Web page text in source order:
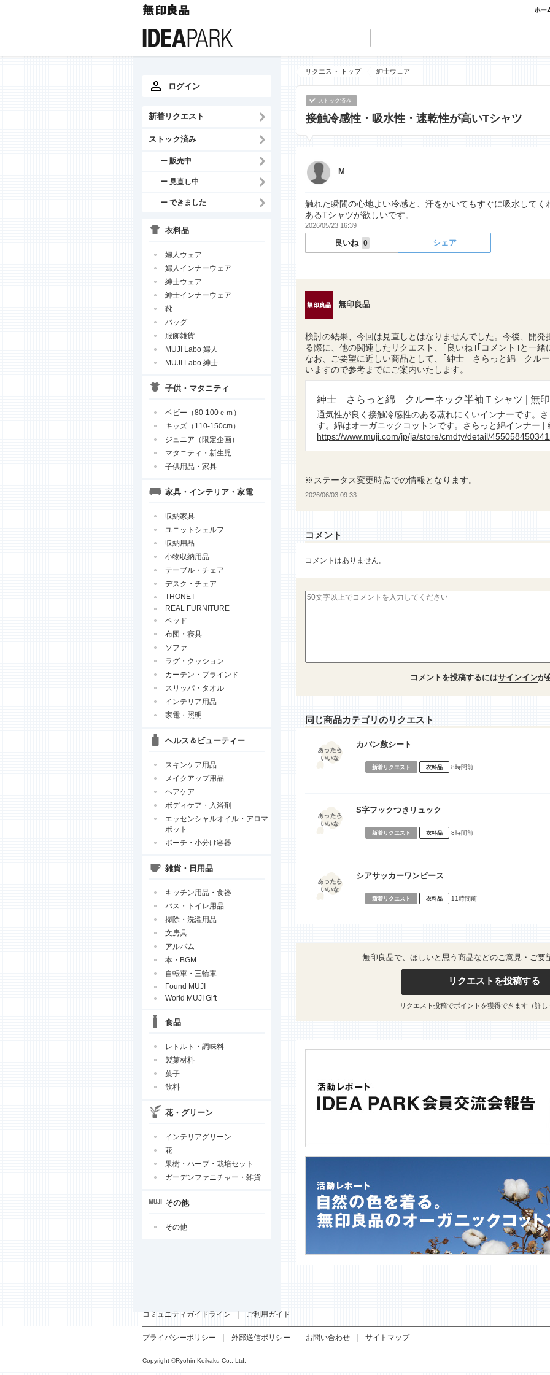
ログイン
新着リクエスト
ストック済み
ー 販売中
ー 見直し中
ー できました
衣料品
婦人ウェア
婦人インナーウェア
紳士ウェア
紳士インナーウェア
靴
バッグ
服飾雑貨
MUJI Labo 婦人
MUJI Labo 紳士
子供・マタニティ
ベビー（80-100ｃｍ）
キッズ（110-150cm）
ジュニア（限定企画）
マタニティ・新生児
子供用品・家具
家具・インテリア・家電
収納家具
ユニットシェルフ
収納用品
小物収納用品
テーブル・チェア
デスク・チェア
THONET
REAL FURNITURE
ベッド
布団・寝具
ソファ
ラグ・クッション
カーテン・ブラインド
スリッパ・タオル
インテリア用品
家電・照明
ヘルス＆ビューティー
スキンケア用品
メイクアップ用品
ヘアケア
ボディケア・入浴剤
エッセンシャルオイル・アロマ
ポット
ポーチ・小分け容器
雑貨・日用品
キッチン用品・食器
バス・トイレ用品
掃除・洗濯用品
文房具
アルバム
本・BGM
自転車・三輪車
Found MUJI
World MUJI Gift
食品
レトルト・調味料
製菓材料
菓子
飲料
花・グリーン
インテリアグリーン
花
果樹・ハーブ・栽培セット
ガーデンファニチャー・雑貨
その他
その他
リクエスト トップ 紳士ウェア
ストック済み
接触冷感性・吸水性・速乾性が高いTシャツ
M
触れた瞬間の心地よい冷感と、汗をかいてもすぐに吸水して
あるTシャツが欲しいです。
2026/05/23 16:39
良いね 0 シェア
無印良品
検討の結果、今回は見直しとはなりませんでした。今後、開
る際に、他の関連したリクエスト、｢良いね｣｢コメント｣と一緒
なお、ご要望に近しい商品として、｢紳士 さらっと綿 クル
いますので参考までにご案内いたします。
紳士 さらっと綿 クルーネック半袖Ｔシャツ | 無
通気性が良く接触冷感性のある蒸れにくいインナーです。
す。綿はオーガニックコットンです。さらっと綿インナー |
https://www.muji.com/jp/ja/store/cmdty/detail/
※ステータス変更時点での情報となります。
2026/06/03 09:33
コメント
コメントはありません。
コメントを投稿するにはサインインが
同じ商品カテゴリのリクエスト
カバン敷シート
新着リクエスト 衣料品 8時間前
S字フックつきリュック
新着リクエスト 衣料品 8時間前
シアサッカーワンピース
新着リクエスト 衣料品 11時間前
無印良品で、ほしいと思う商品などのご意見・ご要
リクエストを投稿する
リクエスト投稿でポイントを獲得できます（詳し
コミュニティガイドライン ご利用ガイド
プライバシーポリシー 外部送信ポリシー お問い合わせ サイトマップ
Copyright ©Ryohin Keikaku Co., Ltd.